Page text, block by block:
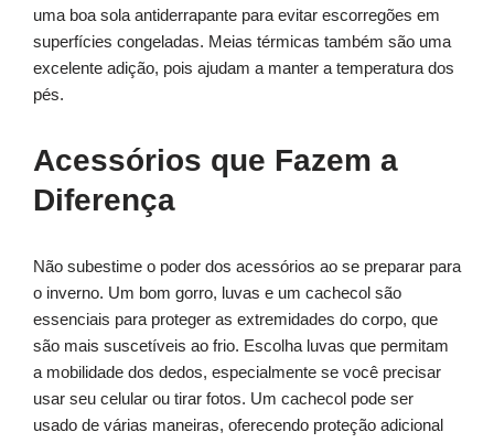
uma boa sola antiderrapante para evitar escorregões em
superfícies congeladas. Meias térmicas também são uma
excelente adição, pois ajudam a manter a temperatura dos
pés.
Acessórios que Fazem a
Diferença
Não subestime o poder dos acessórios ao se preparar para
o inverno. Um bom gorro, luvas e um cachecol são
essenciais para proteger as extremidades do corpo, que
são mais suscetíveis ao frio. Escolha luvas que permitam
a mobilidade dos dedos, especialmente se você precisar
usar seu celular ou tirar fotos. Um cachecol pode ser
usado de várias maneiras, oferecendo proteção adicional